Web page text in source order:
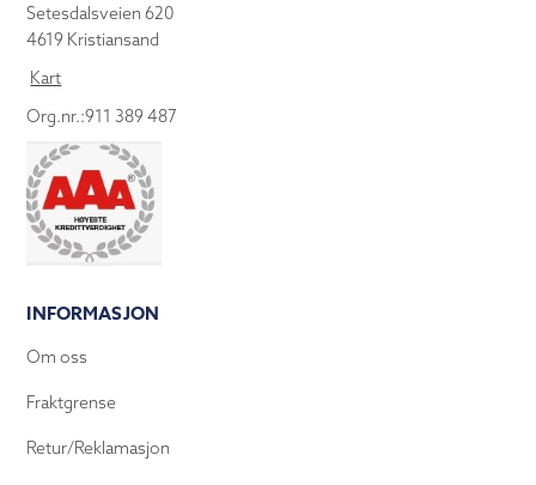
Setesdalsveien 620
4619 Kristiansand
Kart
Org.nr.:911 389 487
INFORMASJON
Om oss
Fraktgrense
Retur/Reklamasjon